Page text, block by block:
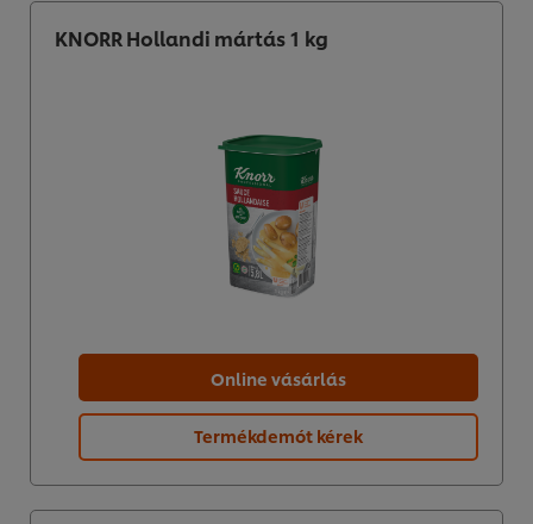
KNORR Hollandi mártás 1 kg
Online vásárlás
Termékdemót kérek